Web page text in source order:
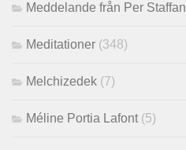
Meddelande från Per Staffan
Meditationer (348)
Melchizedek (7)
Méline Portia Lafont (5)